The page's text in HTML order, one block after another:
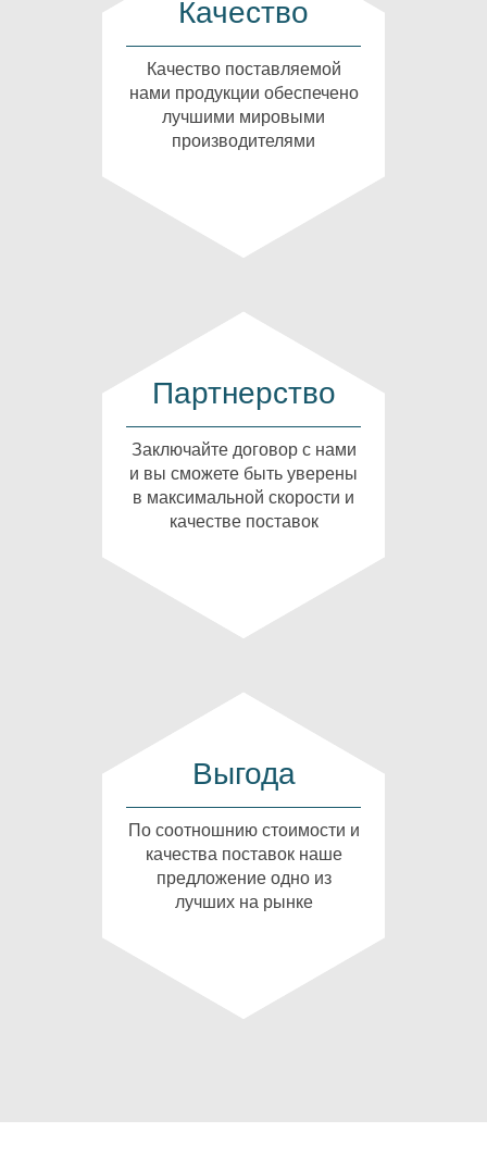
Качество
Качество поставляемой
нами продукции обеспечено
лучшими мировыми
производителями
Партнерство
Заключайте договор с нами
и вы сможете быть уверены
в максимальной скорости и
качестве поставок
Выгода
По соотношнию стоимости и
качества поставок наше
предложение одно из
лучших на рынке